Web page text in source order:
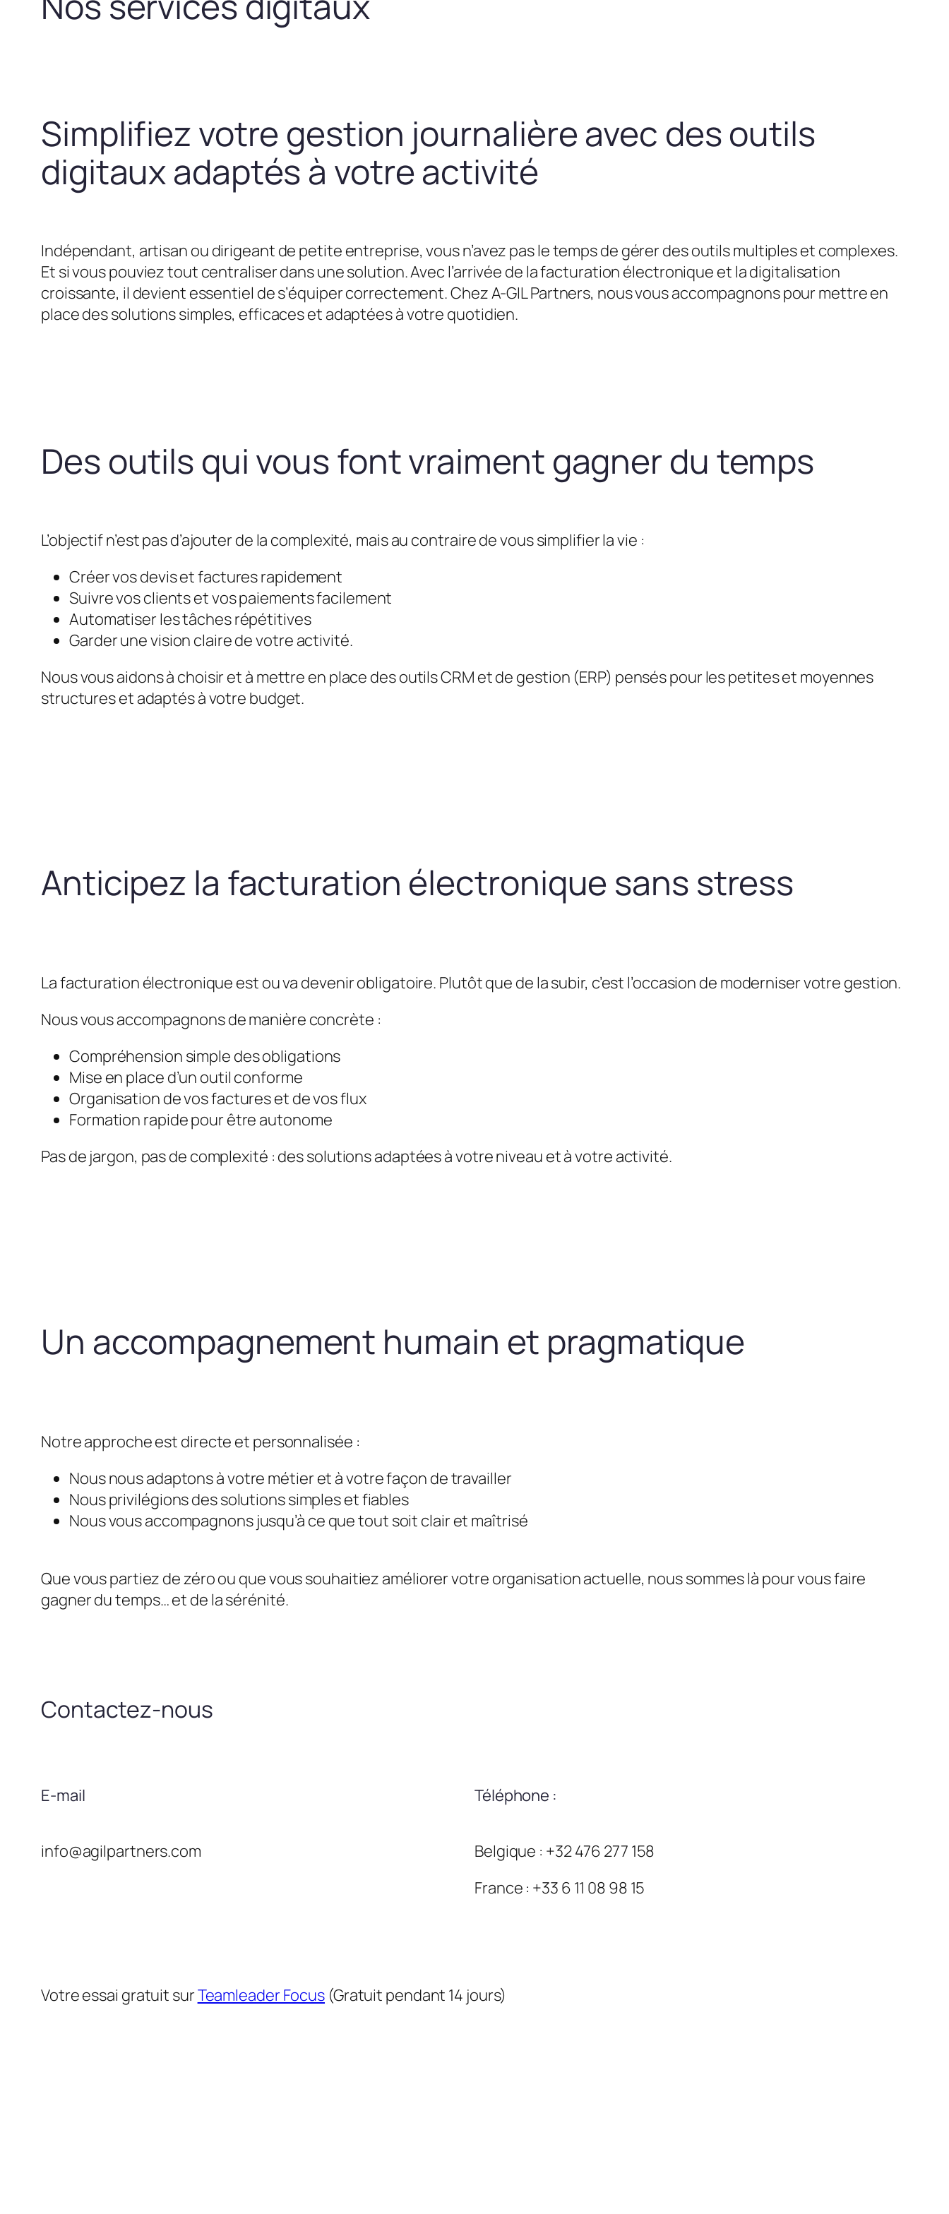
Simplifiez votre gestion journalière avec des outils
digitaux adaptés à votre activité
Indépendant, artisan ou dirigeant de petite entreprise, vous n’avez pas le temps de gérer des outils multiples et complexes.
Et si vous pouviez tout centraliser dans une solution. Avec l’arrivée de la facturation électronique et la digitalisation
croissante, il devient essentiel de s’équiper correctement. Chez A-GIL Partners, nous vous accompagnons pour mettre en
place des solutions simples, efficaces et adaptées à votre quotidien.
Des outils qui vous font vraiment gagner du temps
L’objectif n’est pas d’ajouter de la complexité, mais au contraire de vous simplifier la vie :
Créer vos devis et factures rapidement
Suivre vos clients et vos paiements facilement
Automatiser les tâches répétitives
Garder une vision claire de votre activité.
Nous vous aidons à choisir et à mettre en place des outils CRM et de gestion (ERP) pensés pour les petites et moyennes
structures et adaptés à votre budget.
Anticipez la facturation électronique sans stress
La facturation électronique est ou va devenir obligatoire. Plutôt que de la subir, c’est l’occasion de moderniser votre gestion.
Nous vous accompagnons de manière concrète :
Compréhension simple des obligations
Mise en place d’un outil conforme
Organisation de vos factures et de vos flux
Formation rapide pour être autonome
Pas de jargon, pas de complexité : des solutions adaptées à votre niveau et à votre activité.
Un accompagnement humain et pragmatique
Notre approche est directe et personnalisée :
Nous nous adaptons à votre métier et à votre façon de travailler
Nous privilégions des solutions simples et fiables
Nous vous accompagnons jusqu’à ce que tout soit clair et maîtrisé
Que vous partiez de zéro ou que vous souhaitiez améliorer votre organisation actuelle, nous sommes là pour vous faire
gagner du temps… et de la sérénité.
Contactez-nous
E-mail
info@agilpartners.com
Téléphone :
Belgique : +32 476 277 158
France : +33 6 11 08 98 15
Votre essai gratuit surTeamleader Focus (Gratuit pendant 14 jours)